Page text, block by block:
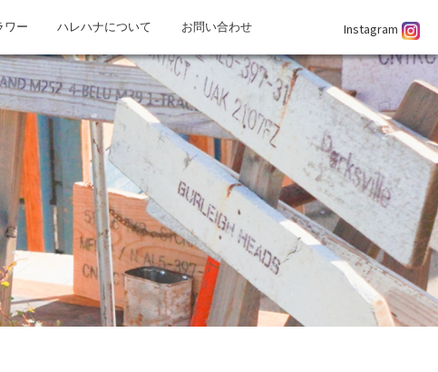
ワー ハレハナについて お問い合わせ Instagram